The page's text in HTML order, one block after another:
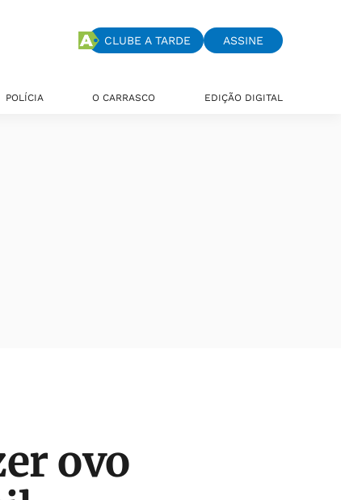
CLUBE A TARDE ASSINE
POLÍCIA O CARRASCO EDIÇÃO DIGITAL
ovo